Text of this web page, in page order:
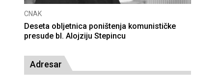
CNAK
Deseta obljetnica poništenja komunističke
presude bl. Alojziju Stepincu
Adresar